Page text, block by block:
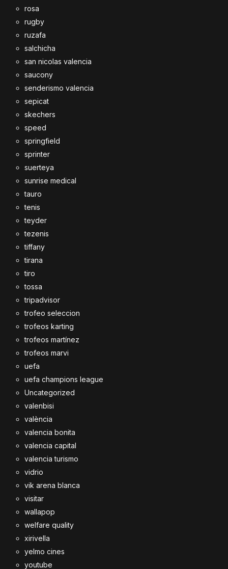
rosa
rugby
ruzafa
salchicha
san nicolas valencia
saucony
senderismo valencia
sepicat
skechers
speed
springfield
sprinter
suerteya
sunrise medical
tauro
tenis
teyder
tezenis
tiffany
tirana
tiro
tossa
tripadvisor
trofeo seleccion
trofeos karting
trofeos martínez
trofeos marvi
uefa
uefa champions league
Uncategorized
valenbisi
valència
valencia bonita
valencia capital
valencia turismo
vidrio
vik arena blanca
visitar
wallapop
welfare quality
xirivella
yelmo cines
youtube